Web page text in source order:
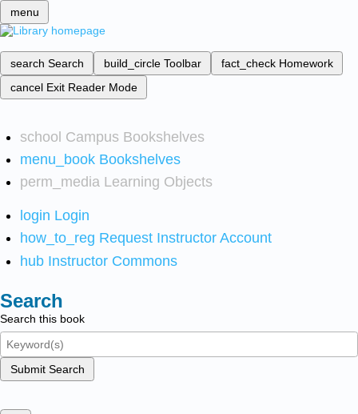
menu
search Search build_circle Toolbar fact_check Homework
cancel Exit Reader Mode
school Campus Bookshelves
menu_book Bookshelves
perm_media Learning Objects
login Login
how_to_reg Request Instructor Account
hub Instructor Commons
Search
Search this book
Submit Search